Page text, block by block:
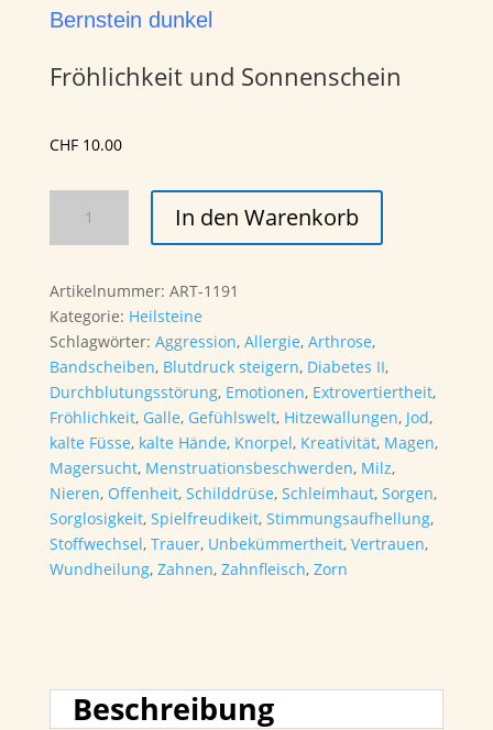
Bernstein dunkel
Fröhlichkeit und Sonnenschein
CHF10.00
dunkel
Menge
In den Warenkorb
Artikelnummer: ART-1191
Kategorie: Heilsteine
Schlagwörter: Aggression, Allergie, Arthrose,
Bandscheiben, Blutdruck steigern, Diabetes II,
Durchblutungsstörung, Emotionen, Extrovertiertheit,
Fröhlichkeit, Galle, Gefühlswelt, Hitzewallungen, Jod,
kalte Füsse, kalte Hände, Knorpel, Kreativität, Magen,
Magersucht, Menstruationsbeschwerden, Milz,
Nieren, Offenheit, Schilddrüse, Schleimhaut, Sorgen,
Sorglosigkeit, Spielfreudikeit, Stimmungsaufhellung,
Stoffwechsel, Trauer, Unbekümmertheit, Vertrauen,
Wundheilung, Zahnen, Zahnfleisch, Zorn
Beschreibung